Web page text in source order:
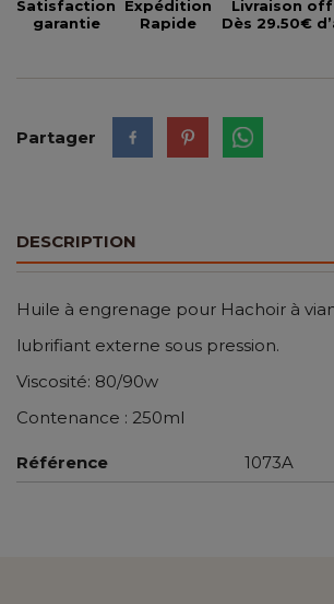
Satisfaction
garantie
Expédition
Rapide
Livraison
Dès 29.50€
Partager
DESCRIPTION
Huile à engrenage pour Hachoir à
lubrifiant externe sous pression.
Viscosité: 80/90w
Contenance : 250ml
Référence 1073A